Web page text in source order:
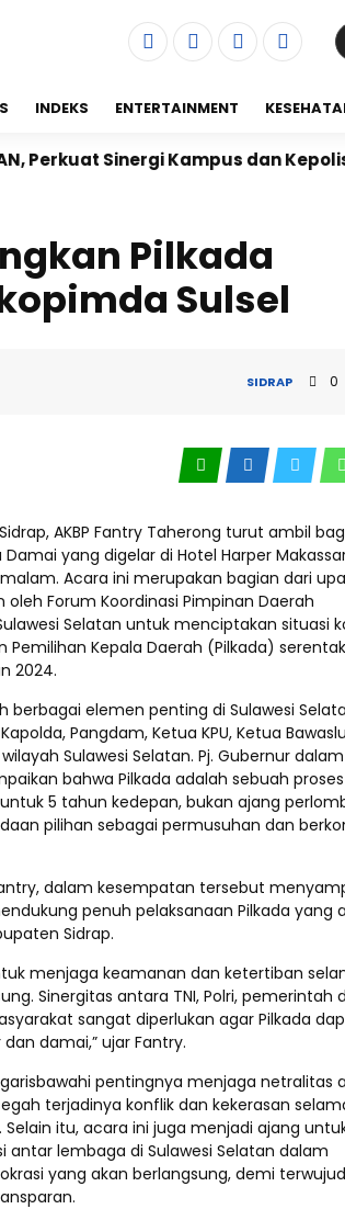
INDEKS ENTERTAINMENT
Sinergi Kampus dan Kepolisian
Pilkada
Sulsel
SIDRAP 0
AKBP Fantry Taherong turut ambil
Damai yang digelar di Hotel Harper
Acara ini merupakan bagian dari
Forum Koordinasi Pimpinan Daerah
Selatan untuk menciptakan situasi
Pemilihan Kepala Daerah (Pilkada)
2024.
berbagai elemen penting di Sulawesi
Pangdam, Ketua KPU, Ketua
Sulawesi Selatan. Pj. Gubernur dalam
bahwa Pilkada adalah sebuah proses
5 tahun kedepan, bukan ajang
pilihan sebagai permusuhan dan
dalam kesempatan tersebut
penuh pelaksanaan Pilkada yang
Sidrap.
menjaga keamanan dan ketertiban
Sinergitas antara TNI, Polri, pemerintah
sangat diperlukan agar Pilkada
damai,” ujar Fantry.
pentingnya menjaga netralitas
terjadinya konflik dan kekerasan
itu, acara ini juga menjadi ajang
antar lembaga di Sulawesi Selatan dalam
yang akan berlangsung, demi